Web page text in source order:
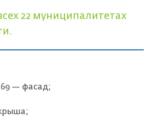
22 муниципалитетах
69 — фасад;